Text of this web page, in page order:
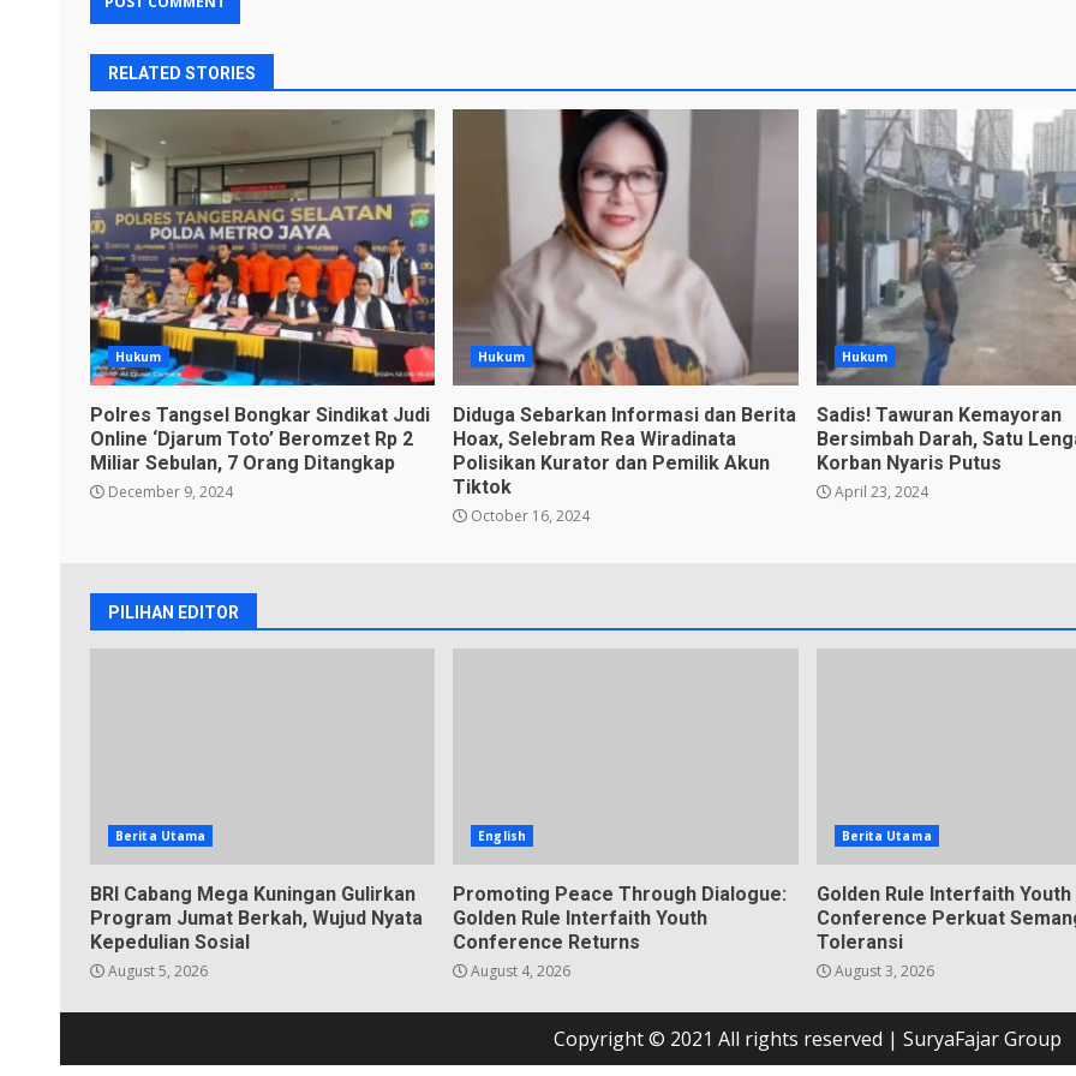
RELATED STORIES
Hukum
Polres Tangsel Bongkar Sindikat Judi
Online ‘Djarum Toto’ Beromzet Rp 2
Miliar Sebulan, 7 Orang Ditangkap
December 9, 2024
Hukum
Diduga Sebarkan Informasi dan Berita
Hoax, Selebram Rea Wiradinata
Polisikan Kurator dan Pemilik Akun
Tiktok
October 16, 2024
Hukum
Sadis! Tawuran Kemayoran
Bersimbah Darah, Satu
Korban Nyaris Putus
April 23, 2024
PILIHAN EDITOR
Berita Utama
BRI Cabang Mega Kuningan Gulirkan
Program Jumat Berkah, Wujud Nyata
Kepedulian Sosial
August 5, 2026
English
Promoting Peace Through Dialogue:
Golden Rule Interfaith Youth
Conference Returns
August 4, 2026
Berita Utama
Golden Rule Interfaith Youth
Conference Perkuat
Toleransi
August 3, 2026
Copyright © 2021 All rights reserved | SuryaFajar Group